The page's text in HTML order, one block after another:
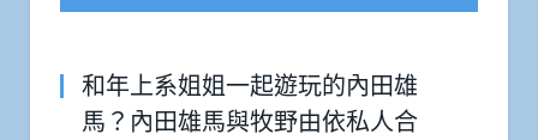
和年上系姐姐一起遊玩的內田雄
馬？內田雄馬與牧野由依私人合